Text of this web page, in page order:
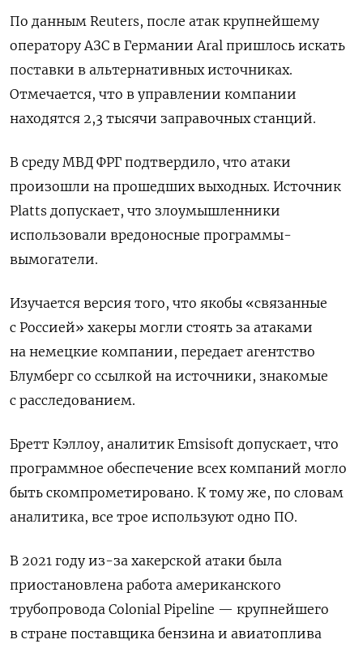
По данным Reuters, после атак крупнейшему
оператору АЗС в Германии Aral пришлось искать
поставки в альтернативных источниках.
Отмечается, что в управлении компании
находятся 2,3 тысячи заправочных станций.
В среду МВД ФРГ подтвердило, что атаки
произошли на прошедших выходных. Источник
Platts допускает, что злоумышленники
использовали вредоносные программы-
вымогатели.
Изучается версия того, что якобы «связанные
с Россией» хакеры могли стоять за атаками
на немецкие компании, передает агентство
Блумберг со ссылкой на источники, знакомые
с расследованием.
Бретт Кэллоу, аналитик Emsisoft допускает, что
программное обеспечение всех компаний могло
быть скомпрометировано. К тому же, по словам
аналитика, все трое используют одно ПО.
В 2021 году из-за хакерской атаки была
приостановлена работа американского
трубопровода Colonial Pipeline — крупнейшего
в стране поставщика бензина и авиатоплива